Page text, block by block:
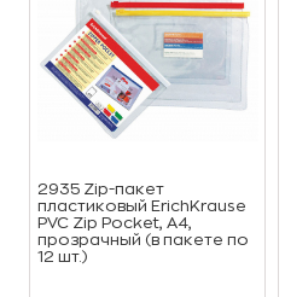
2935 Zip-пакет
пластиковый ErichKrause
PVC Zip Pocket, A4,
прозрачный (в пакете по
12 шт.)